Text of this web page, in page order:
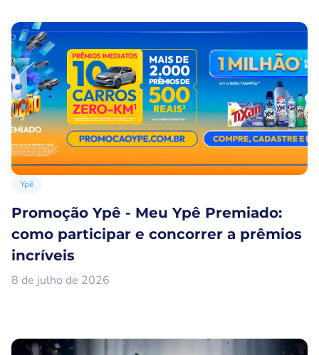
Ypê
Promoção Ypê - Meu Ypê Premiado:
como participar e concorrer a prêmios
incríveis
8 de julho de 2026